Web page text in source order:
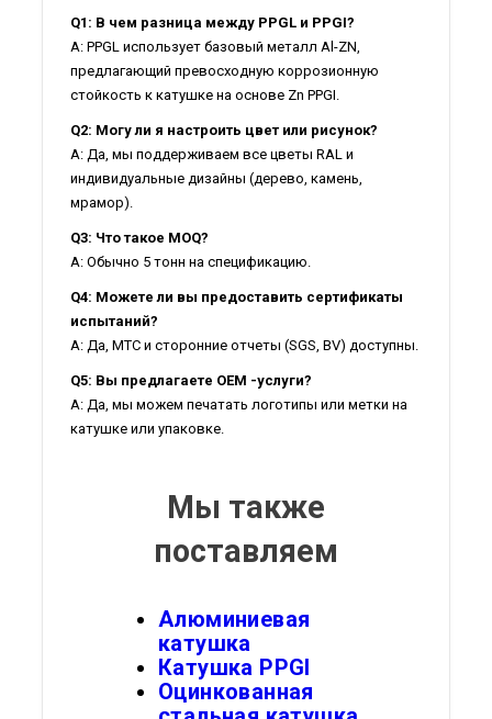
Q1: В чем разница между PPGL и PPGI?
A: PPGL использует базовый металл Al-ZN,
предлагающий превосходную коррозионную
стойкость к катушке на основе Zn PPGI.
Q2: Могу ли я настроить цвет или рисунок?
A: Да, мы поддерживаем все цветы RAL и
индивидуальные дизайны (дерево, камень,
мрамор).
Q3: Что такое MOQ?
A: Обычно 5 тонн на спецификацию.
Q4: Можете ли вы предоставить сертификаты
испытаний?
A: Да, MTC и сторонние отчеты (SGS, BV) доступны.
Q5: Вы предлагаете OEM -услуги?
A: Да, мы можем печатать логотипы или метки на
катушке или упаковке.
Мы также
поставляем
Алюминиевая
катушка
Катушка PPGI
Оцинкованная